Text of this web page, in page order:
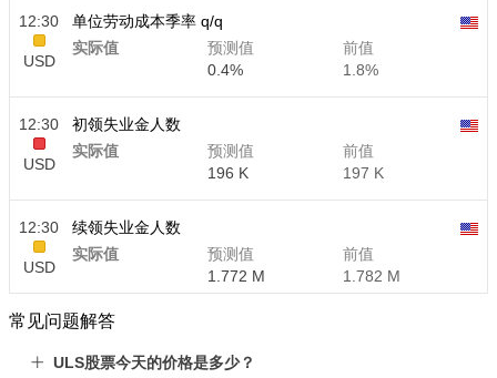
12:30
USD
单位劳动成本季率 q/q
实际值
预测值
0.4%
前值
1.8%
12:30
USD
初领失业金人数
实际值
预测值
196 K
前值
197 K
12:30
USD
续领失业金人数
实际值
预测值
1.772 M
前值
1.782 M
常见问题解答
ULS股票今天的价格是多少？